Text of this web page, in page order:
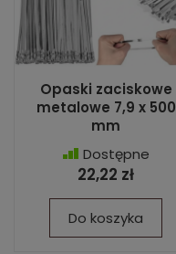
Opaski zaciskowe
metalowe 7,9 x 500
mm
Dostępne
22,22 zł
Do koszyka